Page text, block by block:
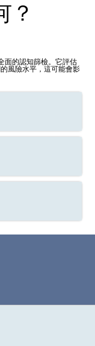
？
面的認知篩檢。它評估
風險水平，這可能會影